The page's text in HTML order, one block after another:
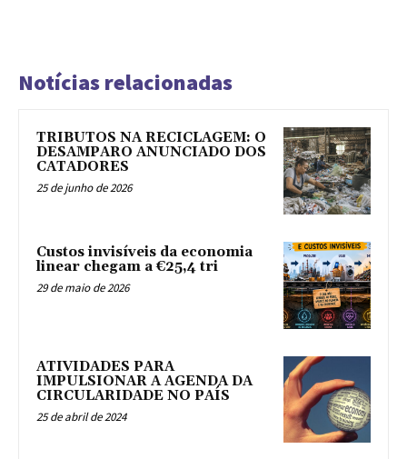
Notícias relacionadas
TRIBUTOS NA RECICLAGEM: O
DESAMPARO ANUNCIADO DOS
CATADORES
25 de junho de 2026
Custos invisíveis da economia
linear chegam a €25,4 tri
29 de maio de 2026
ATIVIDADES PARA
IMPULSIONAR A AGENDA DA
CIRCULARIDADE NO PAÍS
25 de abril de 2024